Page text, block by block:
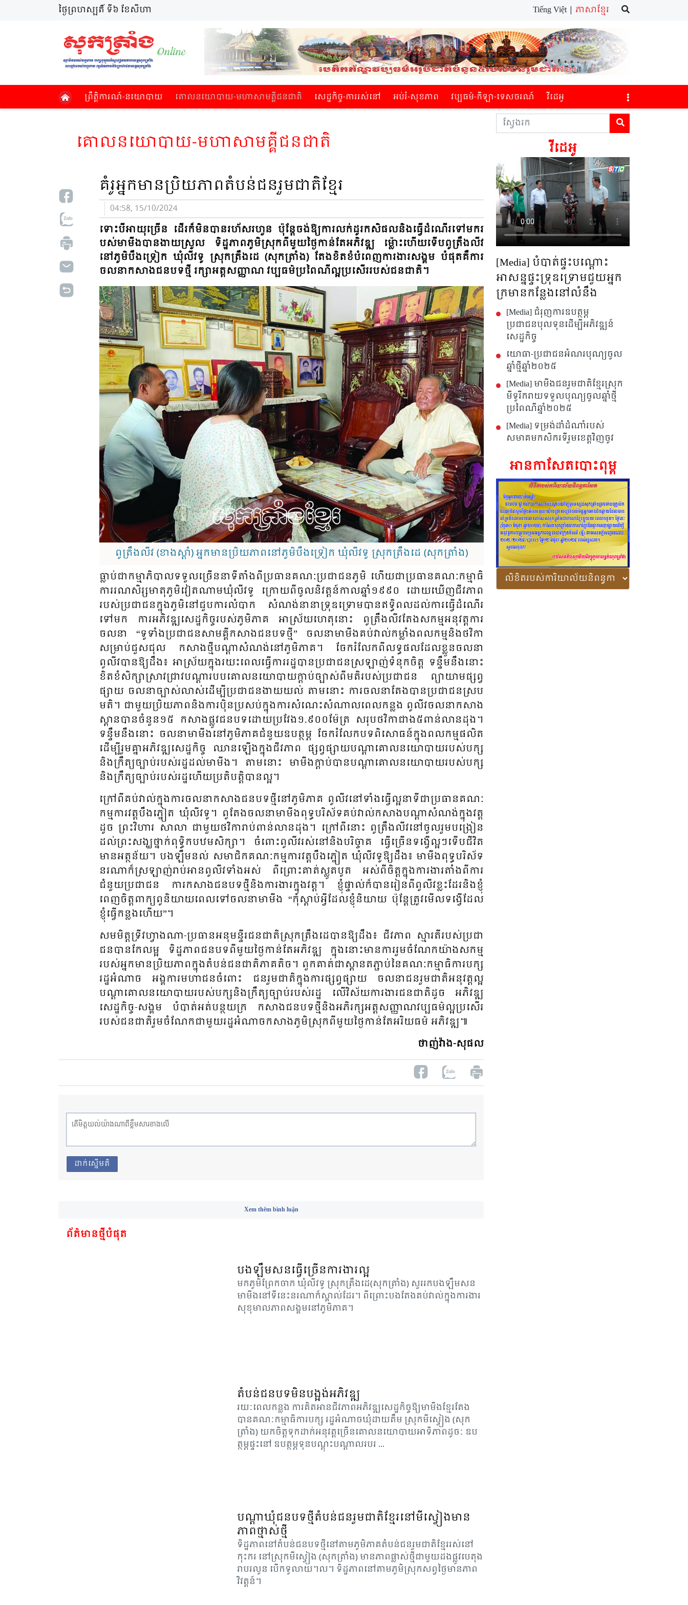
ថ្ងៃព្រហស្បតិ៍ ទី៦ ខែសីហា Tiếng Việt | ភាសាខ្មែរ
ព្រឹត្តិការណ៍​-នយោបាយ គោល​នយោបាយ​-មហាសាម​គ្គីជនជាតិ​ សេដ្ឋកិច្ច-ការរស់​នៅ អប់​រំ-សុខភាព វប្បធម៌​-កីឡា-ទេស​ចរណ៍​ វីដេអូ
គោល​នយោបាយ​-មហាសាម​គ្គីជនជាតិ​
គំរូអ្នកមានប្រិយភាពតំបន់ជនរួមជាតិខ្មែរ
04:58, 15/10/2024
ទោះ​បី​អា​យុ​ច្រើន​ ដើរ​ក៏​មិន​បាន​រហ័ស​រហួន ប៉ុន្តែ​ចង់​ឱ្យ​ការ​លក់​ដូរ​កសិផល​និង​ធ្វើ​ដំណើរ​ទៅ​មក​រ​
បស់​មា​មីង​បាន​ងាយ​ស្រួល​ ទិដ្ឋ​ភាព​ភូមិ​ស្រុក​ពី​មួយ​ថ្ងៃ​កាន់​តែ​អភិ​វឌ្ឍ ​ម៉្លោះ​ហើយ​ទើប​ពូ​ត្រឹង​លីវ​
នៅ​ភូមិ​បឹង​ទ្រៀក ឃុំ​លីវ​ទូ ស្រុក​ត្រឹង​ដេ (សុក​ត្រាំង​) តែង​ខិត​ខំ​បំ​ពេញ​ការ​ងារ​សង្គម​ បំ​ផុត​គឺ​ការ​
ចលនា​កសាង​ជន​បទ​ថ្មី​ រក្សា​អត្ត​សញ្ញា​ណ​ វប្ប​ធម៌​ប្រ​ពៃ​ណី​ល្អ​ប្រ​សើរ​របស់​ជន​ជាតិ​។
ពូត្រឹងលីវ (ខាងស្តាំ) អ្នកមានប្រិយភាពនៅភូមិបឹងទ្រៀក ឃុំលីវទូ ស្រុកត្រឹងដេ (សុកត្រាំង)
ធ្លាប់​ជា​កម្មា​ភិបាល​ទទួល​ច្រើន​នាទី​តាំង​ពី​ប្រ​ធាន​គណៈ​ប្រ​ជា​ជន​ភូមិ​ ហើយ​ជា​ប្រ​ធាន​គណៈ​កម្មា​ធិ
ការ​រណ​សិរ្ស​មា​តុ​ភូ​មិ​វៀត​ណាម​ឃុំ​លីវ​ទូ​ ក្រោយ​ពី​ចូល​និវត្ត​ន៍​កាល​ឆ្នាំ​១៩៩០ ដោយ​ឃើញ​ជីវភាព​
របស់​ប្រ​ជា​ជន​ក្នុង​ភូមិ​នៅ​ជួប​ការ​លំ​បាក​ សំ​ណង់​នា​នា​ទ្រុឌ​ទ្រោម​បាន​ឥទ្ធិពល​ដល់​ការ​ធ្វើ​ដំណើរ​
ទៅ​មក​ ការ​អភិ​វឌ្ឍ​សេដ្ឋ​កិច្ច​របស់​​ភូមិ​ភាគ​ អា​ស្រ័យ​ហេតុ​នោះ​ ពូ​ត្រឹង​លីវ​តែង​សកម្ម​​អនុ​វត្ត​ការ​
ចលនា​ “ទូទាំង​ប្រ​ជា​ជន​សាម​គ្គី​កសាង​ជន​បទ​ថ្មី​” ចលនា​មា​មីង​គប់​វាល់​កម្លាំង​ពល​កម្ម​និង​ថវិកា​
សម្រាប់​ជួស​ជុល​ កសាង​ថ្មី​បណ្តា​សំ​ណង់​នៅ​ភូមិ​ភាគ​។ ចែក​រំ​លែក​ពី​លទ្ធ​ផល​ដែល​ខ្លួន​ចលនា​
ពូលីវ​បាន​ឱ្យ​ដឹង​៖ អា​ស្រ័យ​ក្នុង​រយះពេលធ្វើ​ការ​រដ្ឋ​បាន​ប្រ​ជា​ជន​ស្រ​ឡាញ់​​ទំ​នុក​ចិត្ត​ ទន្ទឹម​នឹង​នោះ​
ខិត​ខំ​សិក្សា​ស្រាវ​ជ្រាវ​បណ្តា​របប​គោល​នយោ​បាយ​ក្តាប់​ច្បាស់​ពី​មតិ​​របស់​ប្រ​ជា​ជន​ ព្យា​យាម​ផ្សព្វ​
ផ្សាយ​ ចលនា​ច្បាស់​លាស់​ដើម្បី​ប្រ​ជា​ជន​ងាយ​យល់​ តាម​នោះ​ ការ​​ចលនា​តែង​បាន​ប្រ​ជា​ជន​ស្រប​
មតិ​។ ជា​មួយ​ប្រិយ​ភាព​និង​ការ​ប៉ិន​ប្រ​សប់​ក្នុង​ការ​សំ​ណេះ​សំ​ណាល​ពេល​កន្លង​ ពូ​លីវ​ចលនា​កសាង​
ស្ពាន​បាន​ចំ​នួន​១៥ កសាង​ផ្លូវ​ជន​បទ​ដោយ​ប្រ​វែង​១.៩០០​ម៉ែត្រ សរុប​ថវិកា​ជាង​៥​ពាន់​លាន​ដុង​។
ទន្ទឹម​នឹង​នោះ​ ចលនា​មា​មីង​នៅ​ភូមិ​ភាគ​ជំនួយ​ឧប​ត្ថម្ភ​ ចែក​រំលែក​បទ​ពិសោធន៍​ក្នុង​ពល​កម្ម​ផលិត​
ដើម្បី​រួម​គ្នា​អភិ​វឌ្ឍ​សេដ្ឋ​កិច្ច​ ឈាន​ឡើង​ក្នុង​ជីវភាព​ ផ្សព្វ​ផ្សាយ​បណ្តា​គោល​នយោ​បាយ​របស់​បក្ស​
និង​ក្រឹត្យ​ច្បាប់​របស់​រដ្ឋ​ដល់​មា​មីង។ តាម​នោះ​ មា​មីង​ក្តាប់​​បាន​បណ្តា​គោល​នយោ​បាយ​របស់​បក្ស​
និង​ក្រឹត្យ​ច្បាប់​របស់​រដ្ឋ​ហើយ​ប្រតិ​បត្តិ​បាន​ល្អ​។
ក្រៅ​ពីគប់​វាល់​ក្នុង​ការ​ចលនា​កសាង​ជន​បទ​ថ្មី​នៅ​ភូមិ​ភាគ​ ពូ​លីវ​នៅ​ទាំង​ធ្វើ​ល្អ​នា​ទី​ជា​ប្រ​ធាន​គណៈ​
កម្ម​ការ​វត្ត​បឹង​ភ្នៀត​ ឃុំ​លីវ​ទូ។ ពូ​តែង​ចលនា​មាមីង​ពុទ្ធ​បរិស័ទ​គប់​វាល់​កសាង​បណ្តា​សំ​ណង់​ក្នុង​វត្ត​
ដូច​ ព្រះ​វិហារ​ សាលា​ ជាមួយ​ថវិកា​រាប់​ពាន់​លាន​ដុង​។ ក្រៅ​ពីនោះ​ ពូ​ត្រឹង​លីវ​នៅ​ចូល​រួម​បង្រៀន​​
ដល់​ព្រះ​សង្ឃ​ថ្នាក់​ពុទ្ធិក​បឋម​សិក្សា។ ចំ​ពោះ​ពូ​លីវ​រស់​នៅ​និង​បរិច្ចាគ​ ធ្វើ​ច្រើន​ទង្វើ​ល្អ​ៗ​ទើប​ជីវិត​​
មាន​អត្ថ​ន័យ​។ បង​ឡឹម​នល់ សមាជិក​គណៈ​កម្ម​ការ​វត្ត​បឹង​ភ្នៀត​ ឃុំ​លីវ​ទូ​ឱ្យ​ដឹង​៖ មាមីង​ពុទ្ធ​បរិស័ទ​
នរណា​ក៏​ស្រ​ឡាញ់​រាប់​អាន​ពូ​លីវ​ទាំង​អស់​ ពី​ព្រោះ​គាត់​ស្លូត​បូត អស់​ពី​ចិត្ត​ក្នុង​ការ​ងារ​តាំង​ពីការ​
ជំនួយ​ប្រ​ជា​ជន​ ការ​កសាង​ជន​បទ​ថ្មី​និង​ការ​ងារ​ក្នុង​វត្ត​។ ខ្ញុំ​ផ្ទាល់​ក៏​បាន​រៀន​ពី​ពូ​លីវ​ខ្លះ​ដែរ​និង​ខ្ញុំ​
ពេញ​ចិត្ត​ពាក្យ​ពូ​និយាយ​ពេល​ទៅ​ចលនា​មា​មីង “កុំ​ស្តាប់​អ្វី​ដែល​ខ្ញុំ​និយាយ ប៉ុន្តែ​ត្រូវ​មើល​ទង្វើ​ដែល​
ខ្ញុំ​ធ្វើ​កន្លង​ហើយ​”។
សមមិត្ត​ទ្រីវហ្វាងណា​-ប្រ​ធាន​អនុ​មន្ទីរ​ជន​ជាតិ​ស្រុក​ត្រឹង​ដេ​បាន​ឱ្យ​ដឹង​៖ ជីវភាព​ ស្មារ​តី​របស់​​ប្រ​ជា​
ជន​បាន​កែ​លម្អ​ ទិដ្ឋ​ភាព​ជន​បទ​ពី​មួយ​ថ្ងៃ​កាន់​តែ​អភិ​វឌ្ឍ ក្នុង​នោះ​មាន​ការ​រួម​ចំ​ណែក​យ៉ាង​សកម្ម​
របស់​អ្នក​មាន​ប្រិយ​ភាព​ក្នុង​តំ​បន់​ជន​ជាតិ​ភាគ​តិ​ច។ ពួក​គាត់​ជាស្ពាន​ត​ភ្ជាប់​នៃ​គណៈ​កម្មា​ធិការ​បក្ស​
រដ្ឋ​អំ​ណាច​ អង្គ​ការ​មហា​ជន​ចំ​ពោះ​ ជន​រួម​ជាតិ​ក្នុង​ការ​ផ្សព្វ​ផ្សាយ​ ចលនា​ជន​រួម​ជាតិ​អនុ​វត្ត​ល្អ​
បណ្តា​គោល​នយោ​បាយ​របស់​បក្ស​និង​ក្រឹត្យ​ច្បាប់របស់​រដ្ឋ​ លើ​វិស័យ​ការ​ងារ​ជន​ជាតិ​ដូច​ អភិ​វឌ្ឍ​
សេដ្ឋ​កិច្ច​-សង្គម​ បំ​បាត់​អត់​បន្ថយ​ក្រ កសាង​ជន​បទ​ថ្មី​និង​អភិ​រក្ស​អត្ត​សញ្ញាណ​វប្ប​ធម៌​ល្អ​ប្រ​សើរ​
របស់​ជន​ជាតិ​រួម​ចំ​ណែក​ជា​មួយ​រដ្ឋ​អំ​ណាច​កសាង​ភូមិ​ស្រុក​ពីមួយ​ថ្ងៃ​កាន់​តែអរិយធម៌​ អភិ​វឌ្ឍ៕
ថា​ញ់វ៉ាង​-សុផល
ដាក់ស្នើមតិ
Xem thêm bình luận
ព័ត៌មានថ្មីបំផុត
បងឡឹមសនធ្វើច្រើនការងារល្អ
មក​ភូមិ​ព្រែក​ចាក​ ឃុំ​លីវ​ទូ ស្រុក​ត្រឹង​ដេ​(សុក​ត្រាំង​) សួរ​រក​បង​ឡឹម​សន​
មា​មីង​នៅ​ទីនេះ​នរ​ណា​ក៏​ស្គាល់​ដែរ​។ ពី​ព្រោះ​បង​តែង​គប់​វាល់​ក្នុង​ការ​ងារ​
សុ​ខុ​មាល​ភាព​សង្គម​នៅ​ភូមិ​ភាគ​។
តំបន់ជនបទមិនបង្អង់អភិវឌ្ឍ
រយៈ​ពេល​កន្លង​ ការ​គិត​អាន​ជីវភាព​អភិ​វឌ្ឍ​សេដ្ឋ​កិច្ច​ឱ្យ​មា​មីង​ខ្មែរ​តែង​
បាន​គណៈ​កម្មា​ធិការ​បក្ស​ រដ្ឋ​អំ​ណាច​ឃុំ​ដាយ​តឹម ស្រុក​មីស្វៀង (សុក​
ត្រាំង​) យក​ចិត្ត​ទុក​ដាក់​អនុ​វត្ត​ច្រើន​គោល​នយោ​បាយ​អា​ទិ​ភាព​ដូចៈ ឧប​
ត្ថម្ភ​ផ្ទះ​នៅ​ ឧប​ត្ថម្ភ​ទុន​បណ្តុះ​បណ្តាល​របរ ...
បណ្តាឃុំជនបទថ្មីតំបន់ជនរួមជាតិខ្មែរនៅមីស្វៀងមាន
ភាពថ្មាស់ថ្មី
ទិដ្ឋ​ភាព​នៅ​តំ​បន់​ជន​បទ​ថ្មី​នៅ​តាម​ភូមិ​ភាគ​តំ​បន់​ជន​រួម​ជាតិ​ខ្មែរ​រស់​នៅ​
កុះ​ករ នៅ​ស្រុក​មី​ស្វៀង​ (សុក​ត្រាំង​) មាន​ភាព​ផ្លាស់​ថ្មី​ជា​មួយ​ដង​ផ្លូវ​បេ​តុង​
រាប​រលូន​ បើក​ទូលាយ​។ល។ ទិដ្ឋ​ភាព​នៅ​តាម​ភូមិ​ស្រុក​សព្វ​ថ្ងៃ​មាន​ភាព​
វិវត្តន៍​។
វីដេអូ
[Media] បំបាត់ផ្ទះបណ្តោះ
អាសន្នផ្ទះទ្រុឌទ្រោមជួយអ្នក
ក្រមានកន្លែងនៅលំនឹង
[Media] ជំរុញការឧបត្ថម្ភ
ប្រជាជនបុលទុនដើម្បីអភិវឌ្ឍន៍
សេដ្ឋកិច្ច
យោធា-ប្រជាជនអំណរបុណ្យចូល
ឆ្នាំថ្មីឆ្នាំ២០២៥
[Media] មាមីងជនរួមជាតិខ្មែរស្រុក
មីទូរីករាយទទួលបុណ្យចូលឆ្នាំថ្មី
ប្រពៃណីឆ្នាំ២០២៥
[Media] ទម្រង់ដាំដំណាំរបស់
សមាគមកសិករទីរួមខេត្តវិញចូវ
អានកាសែតបោះពុម្ព